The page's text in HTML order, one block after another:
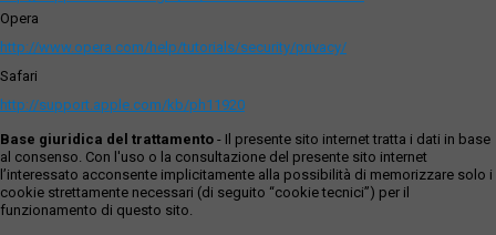
Opera
http://www.opera.com/help/tutorials/security/privacy/
Safari
http://support.apple.com/kb/ph11920
Base giuridica del trattamento - Il presente sito internet tratta i dati in base
al consenso. Con l'uso o la consultazione del presente sito internet
l’interessato acconsente implicitamente alla possibilità di memorizzare solo i
cookie strettamente necessari (di seguito “cookie tecnici”) per il
funzionamento di questo sito.